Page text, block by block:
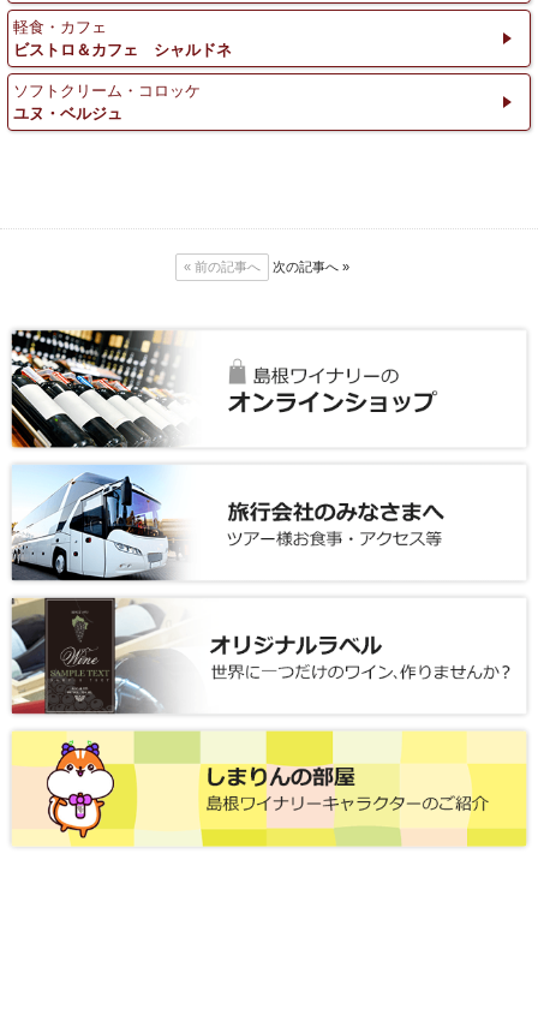
軽食・カフェ
ビストロ＆カフェ シャルドネ
ソフトクリーム・コロッケ
ユヌ・ベルジュ
« 前の記事へ 次の記事へ »